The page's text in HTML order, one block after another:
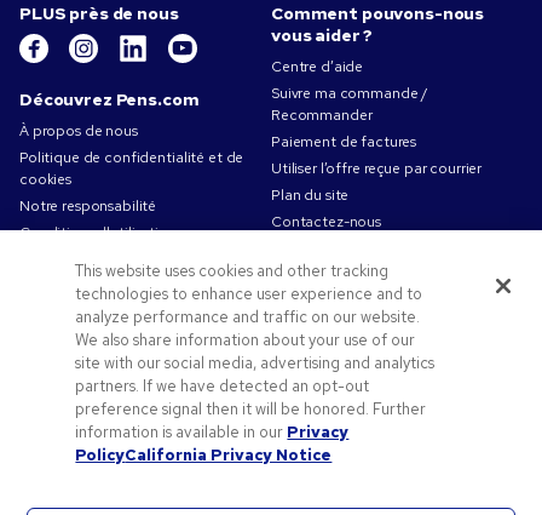
PLUS près de nous
Découvrez Pens.com
À propos de nous
Politique de confidentialité et de
cookies
Notre responsabilité
Conditions d'utilisation
Conditions générales de vente
Travailler chez Pens.com
Offres et ressources
Codes promo & coupons
Objets publicitaires
Conseils de création
Comment pouvons-nous
vous aider ?
Centre d’aide
Suivre ma commande /
Recommander
Paiement de factures
Utiliser l’offre reçue par courrier
Plan du site
Contactez-nous
This website uses cookies and other tracking
technologies to enhance user experience and to
analyze performance and traffic on our website.
We also share information about your use of our
site with our social media, advertising and analytics
partners. If we have detected an opt-out
preference signal then it will be honored. Further
information is available in our Privacy
PolicyCalifornia Privacy Notice